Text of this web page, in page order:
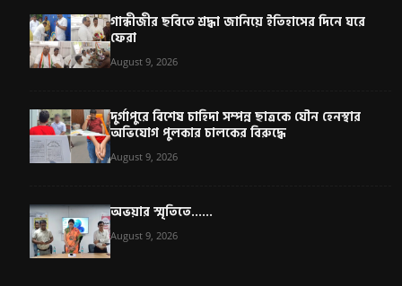
গান্ধীজীর ছবিতে শ্রদ্ধা জানিয়ে ইতিহাসের দিনে ঘরে
ফেরা
August 9, 2026
দুর্গাপুরে বিশেষ চাহিদা সম্পন্ন ছাত্রকে যৌন হেনস্থার
অভিযোগ পুলকার চালকের বিরুদ্ধে
August 9, 2026
অভয়ার স্মৃতিতে......
August 9, 2026